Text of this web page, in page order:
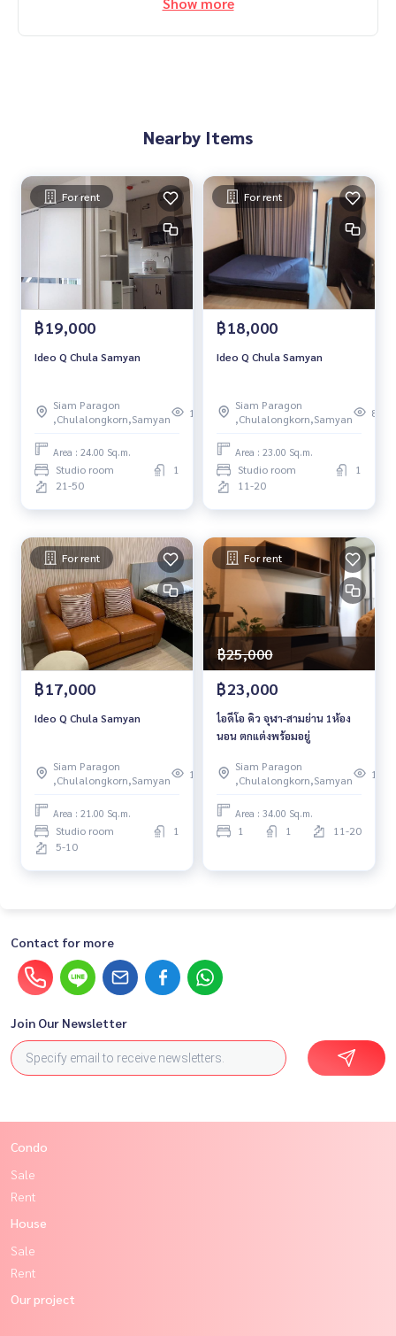
Nearby Items
For rent
฿19,000
Ideo Q Chula Samyan
Siam Paragon
,Chulalongkorn,Samyan
108
Area : 24.00 Sq.m.
Studio room
1
21-50
For rent
฿18,000
Ideo Q Chula Samyan
Siam Paragon
,Chulalongkorn,Samyan
83
Area : 23.00 Sq.m.
Studio room
1
11-20
For rent
฿17,000
Ideo Q Chula Samyan
Siam Paragon
,Chulalongkorn,Samyan
140
Area : 21.00 Sq.m.
Studio room
1
5-10
For rent
฿25,000
฿23,000
ไอดีโอ คิว จุฬา-สามย่าน 1ห้อง
นอน ตกแต่งพร้อมอยู่
Siam Paragon
,Chulalongkorn,Samyan
142
Area : 34.00 Sq.m.
1 1 11-20
Contact for more
Join Our Newsletter
Condo
Sale
Rent
House
Sale
Rent
Our project